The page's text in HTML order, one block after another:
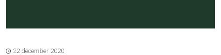
22 december 2020